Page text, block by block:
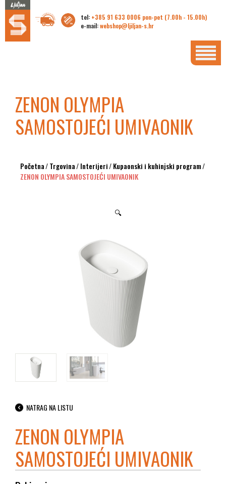
tel: +385 91 633 0006 pon-pet (7.00h - 15.00h)
e-mail:webshop@ljiljan-s.hr
ZENON OLYMPIA
SAMOSTOJEĆI UMIVAONIK
Početna/Trgovina/Interijeri/Kupaonski i kuhinjski program/
ZENON OLYMPIA SAMOSTOJEĆI UMIVAONIK
🔍
NATRAG NA LISTU
ZENON OLYMPIA
SAMOSTOJEĆI UMIVAONIK